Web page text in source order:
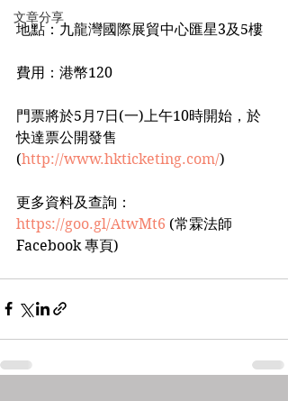
文章分享
地點：九龍灣國際展貿中心匯星3及5樓
費用：港幣120
門票將於5月7日(一)上午10時開始，於
快達票公開發售
(http://www.hkticketing.com/)
更多資料及查詢：
https://goo.gl/AtwMt6 (常霖法師
Facebook 專頁)